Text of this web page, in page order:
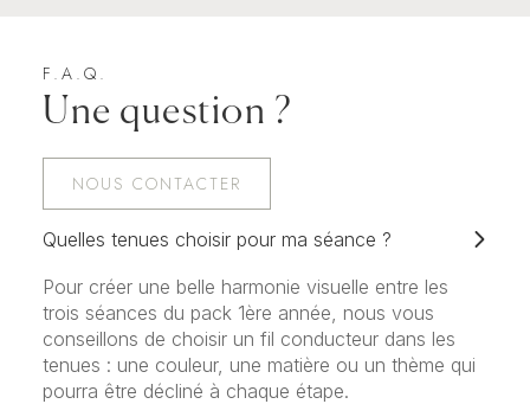
F.A.Q.
Une question ?
NOUS CONTACTER
Quelles tenues choisir pour ma séance ?
Pour créer une belle harmonie visuelle entre les
trois séances du pack 1ère année, nous vous
conseillons de choisir un fil conducteur dans les
tenues : une couleur, une matière ou un thème qui
pourra être décliné à chaque étape.